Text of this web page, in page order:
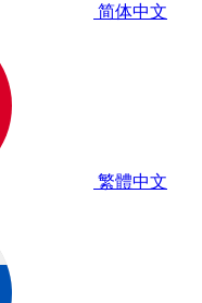
简体中文
繁體中文